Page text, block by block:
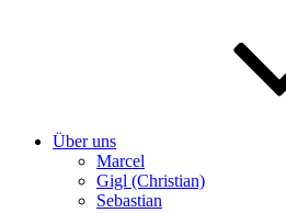
Über uns
Marcel
Gigl (Christian)
Sebastian